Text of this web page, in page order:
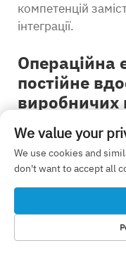
компетенцій
інтеграції.
Операційна
постійне
виробничих
Інтеграція
прозорість
Ефективне
межі
охоплює
постачальників
ДОМАШНЯ
We value your
We use cookies and
don't want to accept all